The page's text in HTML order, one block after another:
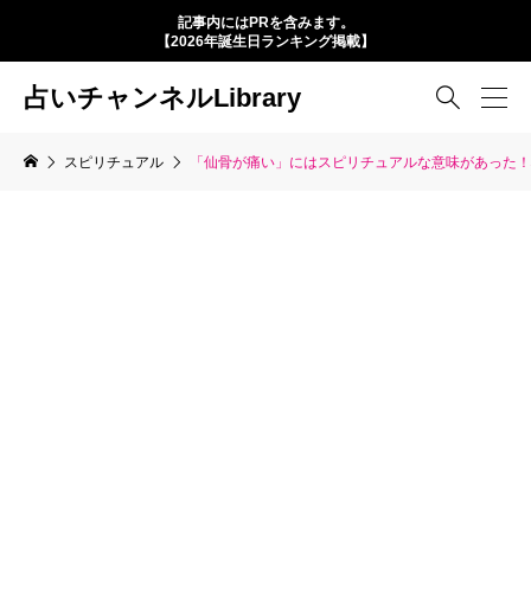
記事内にはPRを含みます。
【2026年誕生日ランキング掲載】
占いチャンネルLibrary 
スピリチュアル 「仙骨が痛い」にはスピリチュアルな意味があった